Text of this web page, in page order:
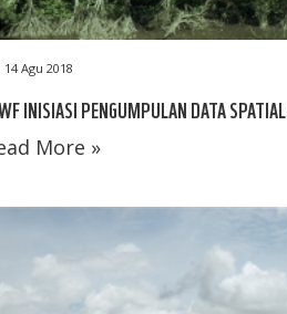
14 Agu 2018
INISIASI PENGUMPULAN DATA
More »